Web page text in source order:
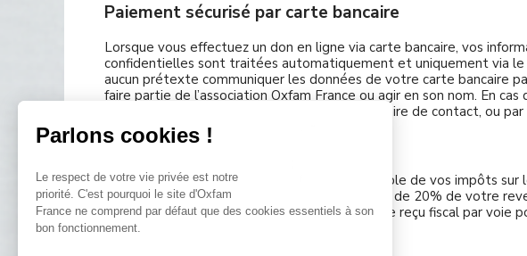
Paiement sécurisé par carte bancaire
Lorsque vous effectuez un don en ligne via carte bancaire, vos
confidentielles sont traitées automatiquement et uniquement via le
aucun prétexte communiquer les données de votre carte bancaire
faire partie de l’association Oxfam France ou agir en son nom. En
téléphone au 33 (1) 77 35 75 80, via le formulaire de contact, ou
Déductions fiscales
Si vous êtes imposable, votre don est déductible de vos impôts sur
à 66% du montant de votre don, dans la limite de 20% de votre
plafond. Vous recevrez automatiquement votre reçu fiscal par voie
via le formulaire de contact en ligne.
Parlons cookies !
Le respect de votre vie privée est notre
priorité. C'est pourquoi le site d'Oxfam
France ne comprend par défaut que des cookies essentiels à son
bon fonctionnement.